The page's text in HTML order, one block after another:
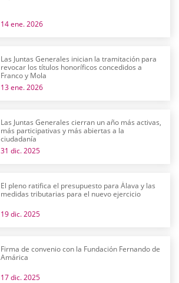
14 ene. 2026
Las Juntas Generales inician la tramitación para
revocar los títulos honoríficos concedidos a
Franco y Mola
13 ene. 2026
Las Juntas Generales cierran un año más activas,
más participativas y más abiertas a la
ciudadanía
31 dic. 2025
El pleno ratifica el presupuesto para Álava y las
medidas tributarias para el nuevo ejercicio
19 dic. 2025
Firma de convenio con la Fundación Fernando de
Amárica
17 dic. 2025